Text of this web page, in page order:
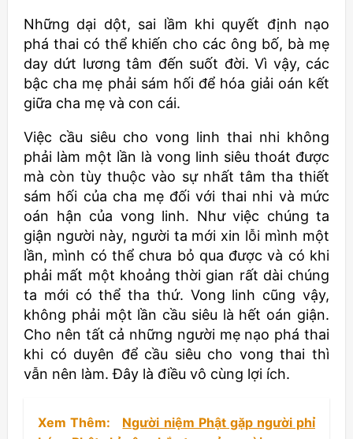
Những dại dột, sai lầm khi quyết định nạo
phá thai có thể khiến cho các ông bố, bà mẹ
day dứt lương tâm đến suốt đời. Vì vậy, các
bậc cha mẹ phải sám hối để hóa giải oán kết
giữa cha mẹ và con cái.
Việc cầu siêu cho vong linh thai nhi không
phải làm một lần là vong linh siêu thoát được
mà còn tùy thuộc vào sự nhất tâm tha thiết
sám hối của cha mẹ đối với thai nhi và mức
oán hận của vong linh. Như việc chúng ta
giận người này, người ta mới xin lỗi mình một
lần, mình có thể chưa bỏ qua được và có khi
phải mất một khoảng thời gian rất dài chúng
ta mới có thể tha thứ. Vong linh cũng vậy,
không phải một lần cầu siêu là hết oán giận.
Cho nên tất cả những người mẹ nạo phá thai
khi có duyên để cầu siêu cho vong thai thì
vẫn nên làm. Đây là điều vô cùng lợi ích.
Xem Thêm:
Người niệm Phật gặp người phỉ